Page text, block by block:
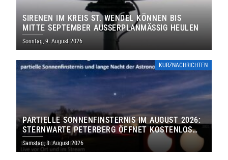
SIRENEN IM KREIS ST. WENDEL KÖNNEN BIS
MITTE SEPTEMBER AUSSERPLANMÄSSIG HEULEN
Sonntag, 9. August 2026
KURZNACHRICHTEN
PARTIELLE SONNENFINSTERNIS IM AUGUST 2026:
STERNWARTE PETERBERG ÖFFNET KOSTENLOS
IHRE TORE
Samstag, 8. August 2026